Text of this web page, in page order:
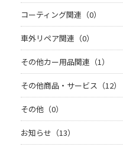
コーティング関連（0）
車外リペア関連（0）
その他カー用品関連（1）
その他商品・サービス（12）
その他（0）
お知らせ（13）